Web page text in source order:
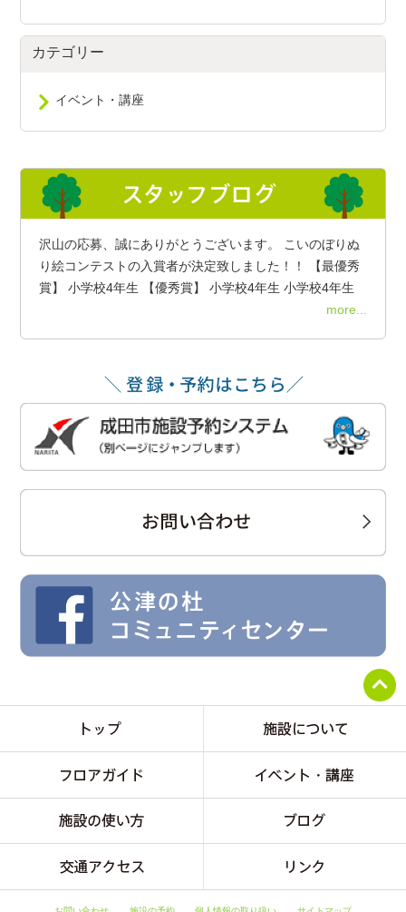
カテゴリー
イベント・講座
沢山の応募、誠にありがとうございます。 こいのぼりぬ
り絵コンテストの入賞者が決定致しました！！ 【最優秀
賞】 小学校4年生 【優秀賞】 小学校4年生 小学校4年生
more...